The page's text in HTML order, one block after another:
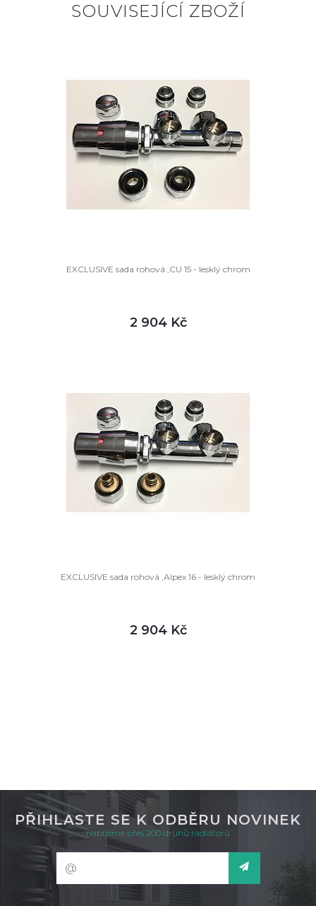
SOUVISEJÍCÍ ZBOŽÍ
EXCLUSIVE sada rohová ,CU 15 - lesklý chrom
2 904 Kč
EXCLUSIVE sada rohová ,Alpex 16 - lesklý chrom
2 904 Kč
PŘIHLASTE SE K ODBĚRU NOVINEK
nabízíme přes 200 druhů radiátorů